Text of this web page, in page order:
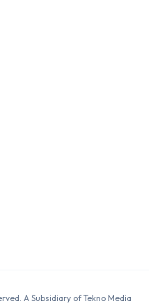
A Subsidiary of Tekno Media